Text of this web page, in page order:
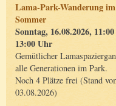
Lama-Park-Wanderung im
Sommer
Sonntag, 16.08.2026,
13:00 Uhr
Gemütlicher
alle Generationen im Park.
Noch 4 Plätze frei (Stand
03.08.2026)